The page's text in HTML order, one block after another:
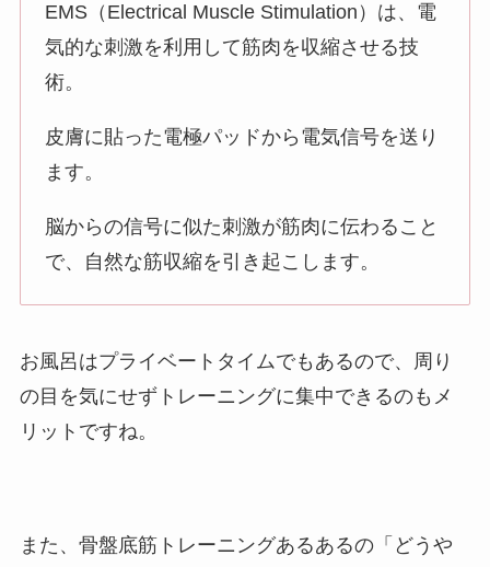
EMS（Electrical Muscle Stimulation）は、電
気的な刺激を利用して筋肉を収縮させる技
術。
皮膚に貼った電極パッドから電気信号を送り
ます。
脳からの信号に似た刺激が筋肉に伝わること
で、自然な筋収縮を引き起こします。
お風呂はプライベートタイムでもあるので、周り
の目を気にせずトレーニングに集中できるのもメ
リットですね。
また、骨盤底筋トレーニングあるあるの「どうや